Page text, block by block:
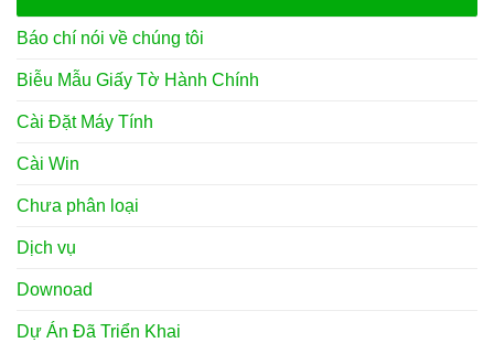
Báo chí nói về chúng tôi
Biễu Mẫu Giấy Tờ Hành Chính
Cài Đặt Máy Tính
Cài Win
Chưa phân loại
Dịch vụ
Downoad
Dự Án Đã Triển Khai